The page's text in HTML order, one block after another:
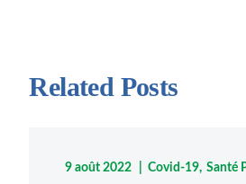
Related Posts
9 août 2022 Covid-19 Santé